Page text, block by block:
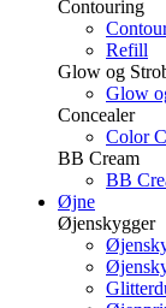
Contouring
Refill
Glow og
Glow
Concealer
Color
BB Cream
BB
Øjne
Øjenskygger